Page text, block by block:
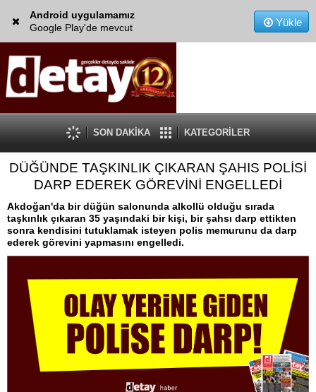
Android uygulamamız
Google Play'de mevcut
Yükle
SON DAKİKA KATEGORİLER
DÜĞÜNDE TAŞKINLIK ÇIKARAN ŞAHIS POLİSİ
DARP EDEREK GÖREVİNİ ENGELLEDİ
Akdoğan'da bir düğün salonunda alkollü olduğu sırada
taşkınlık çıkaran 35 yaşındaki bir kişi, bir şahsı darp ettikten
sonra kendisini tutuklamak isteyen polis memurunu da darp
ederek görevini yapmasını engelledi.